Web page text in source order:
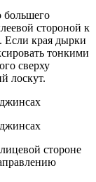
большего
стороной к
Если края дырки
тонкими
сверху
лоскут.
стороне